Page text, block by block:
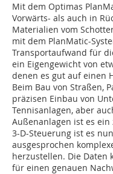
Mit dem Optimas
Vorwärts- als auch in
Materialien vom
mit dem PlanMatic-
Transportaufwand für
ein Eigengewicht von
denen es gut auf einen
Beim Bau von Straßen,
präzisen Einbau von
Tennisanlagen, aber
Außenanlagen ist es
3-D-Steuerung ist es
ausgesprochen
herzustellen. Die Daten
für einen genauen